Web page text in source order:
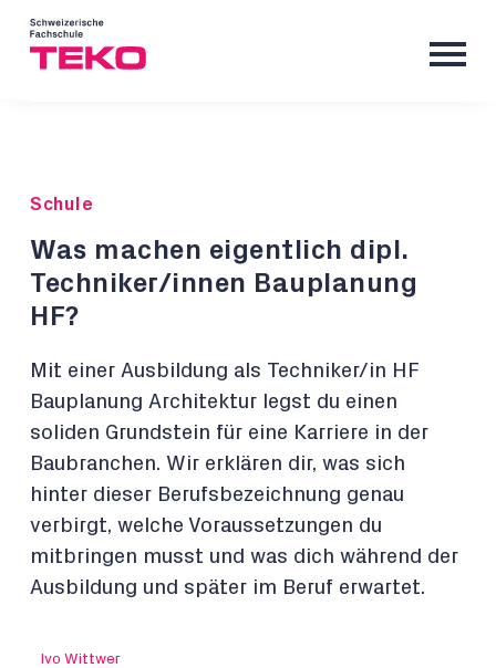
Schule
Was machen eigentlich dipl.
Techniker/innen Bauplanung
HF?
Mit einer Ausbildung als Techniker/in HF
Bauplanung Architektur legst du einen
soliden Grundstein für eine Karriere in der
Baubranchen. Wir erklären dir, was sich
hinter dieser Berufsbezeichnung genau
verbirgt, welche Voraussetzungen du
mitbringen musst und was dich während der
Ausbildung und später im Beruf erwartet.
Ivo Wittwer